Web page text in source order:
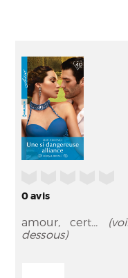
0avis
amour, cert...
dessous)